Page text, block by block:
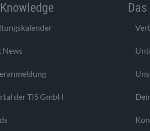
News
der TIS GmbH